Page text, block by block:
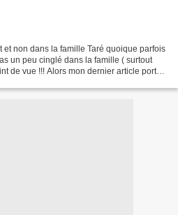
et non dans la famille Taré quoique parfois
un peu cinglé dans la famille ( surtout
de vue !!! Alors mon dernier article portait